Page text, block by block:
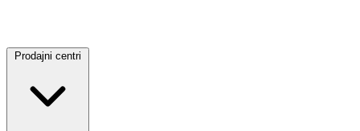
Prodajni centri